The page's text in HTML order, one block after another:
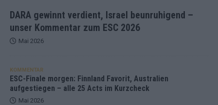
DARA gewinnt verdient, Israel beunruhigend –
unser Kommentar zum ESC 2026
Mai 2026
KOMMENTAR
ESC-Finale morgen: Finnland Favorit, Australien
aufgestiegen – alle 25 Acts im Kurzcheck
Mai 2026